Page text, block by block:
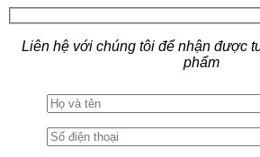
Liên hệ với chúng tôi để nhận được
phẩm